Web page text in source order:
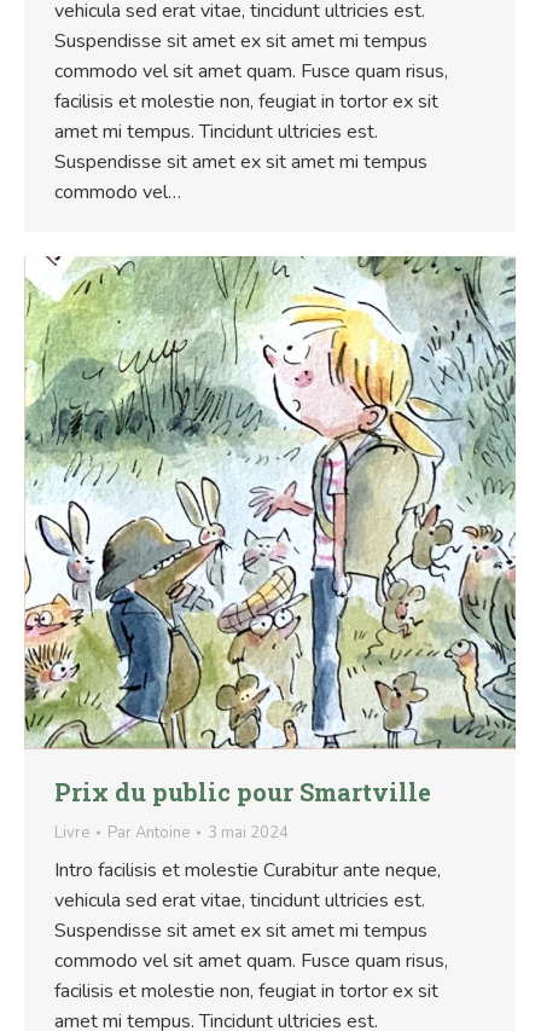
vehicula sed erat vitae, tincidunt ultricies est.
Suspendisse sit amet ex sit amet mi tempus
commodo vel sit amet quam. Fusce quam risus,
facilisis et molestie non, feugiat in tortor ex sit
amet mi tempus. Tincidunt ultricies est.
Suspendisse sit amet ex sit amet mi tempus
commodo vel…
Prix du public pour Smartville
Livre ParAntoine 3 mai 2024
Intro facilisis et molestie Curabitur ante neque,
vehicula sed erat vitae, tincidunt ultricies est.
Suspendisse sit amet ex sit amet mi tempus
commodo vel sit amet quam. Fusce quam risus,
facilisis et molestie non, feugiat in tortor ex sit
amet mi tempus. Tincidunt ultricies est.